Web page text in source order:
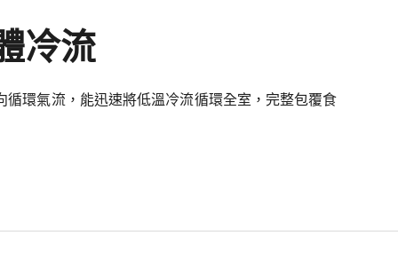
冷流
循環氣流，能迅速將低溫冷流循環全室，完整包覆食